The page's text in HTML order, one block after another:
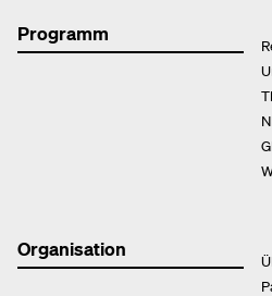
Programm
Organisation